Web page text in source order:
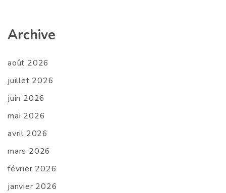
Archive
août 2026
juillet 2026
juin 2026
mai 2026
avril 2026
mars 2026
février 2026
janvier 2026